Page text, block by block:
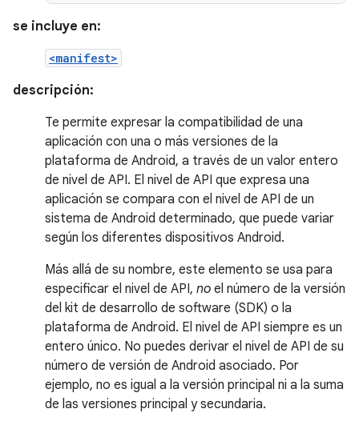
se incluye en:
<manifest>
descripción:
Te permite expresar la compatibilidad de una
aplicación con una o más versiones de la
plataforma de Android, a través de un valor entero
de nivel de API. El nivel de API que expresa una
aplicación se compara con el nivel de API de un
sistema de Android determinado, que puede variar
según los diferentes dispositivos Android.
Más allá de su nombre, este elemento se usa para
especificar el nivel de API, no el número de la versión
del kit de desarrollo de software (SDK) o la
plataforma de Android. El nivel de API siempre es un
entero único. No puedes derivar el nivel de API de su
número de versión de Android asociado. Por
ejemplo, no es igual a la versión principal ni a la suma
de las versiones principal y secundaria.